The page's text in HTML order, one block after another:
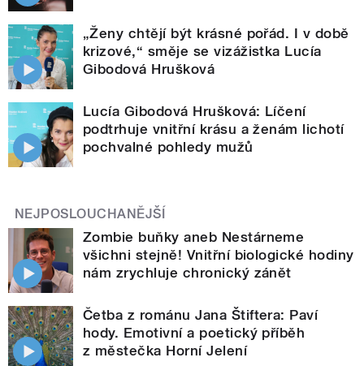
„Ženy chtějí být krásné pořád. I v době
krizové,“ směje se vizážistka Lucía
Gibodová Hrušková
Lucía Gibodová Hrušková: Líčení
podtrhuje vnitřní krásu a ženám lichotí
pochvalné pohledy mužů
NEJPOSLOUCHANĚJŠÍ
Zombie buňky aneb Nestárneme
všichni stejně! Vnitřní biologické hodiny
nám zrychluje chronický zánět
Četba z románu Jana Štiftera: Paví
hody. Emotivní a poetický příběh
z městečka Horní Jelení